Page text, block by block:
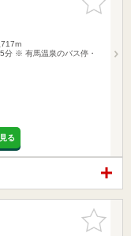
りに追加
分 ※ 有馬温泉のバス停・
る
お気に入
りに追加